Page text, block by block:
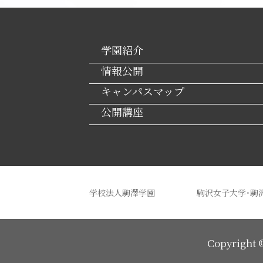
学園紹介
情報公開
キャンパスマップ
公開講座
学校法人駒澤学園 駒沢女子大学・
Copyright